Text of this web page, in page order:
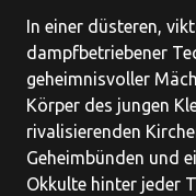
In einer düsteren,
dampfbetriebener
geheimnisvoller
Körper des jungen
rivalisierenden
Geheimbünden und
Okkulte hinter jeder